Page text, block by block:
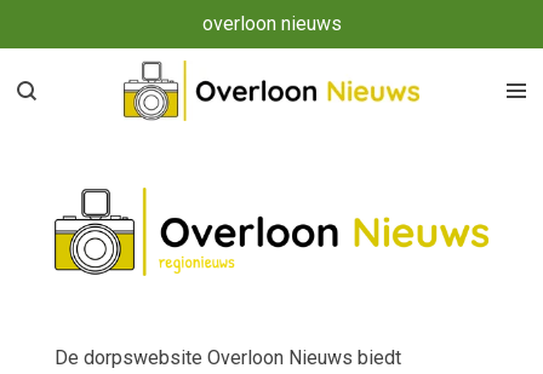
direct
naar
overloon nieuws
De dorpswebsite Overloon Nieuws biedt